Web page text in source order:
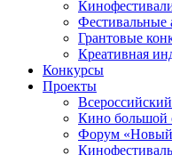
Фестивальные
Грантовые
Креативная
Конкурсы
Проекты
Кино большой
Форум «Новый